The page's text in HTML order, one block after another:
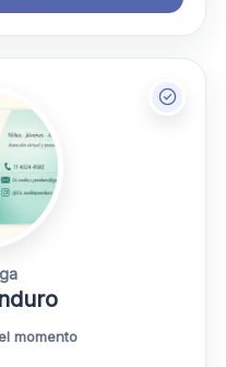
momento